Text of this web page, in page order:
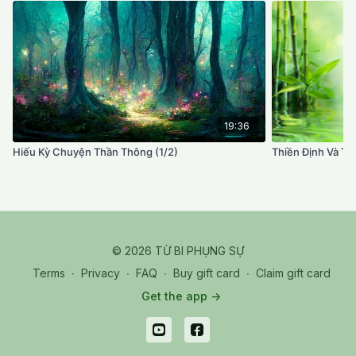
19:36
Hiếu Kỳ Chuyện Thần Thông (1/2) Thiền Định Và
© 2026 TỪ BI PHỤNG SỰ
Terms ∙ Privacy ∙ FAQ ∙ Buy gift card ∙ Claim gift card
Get the app ->